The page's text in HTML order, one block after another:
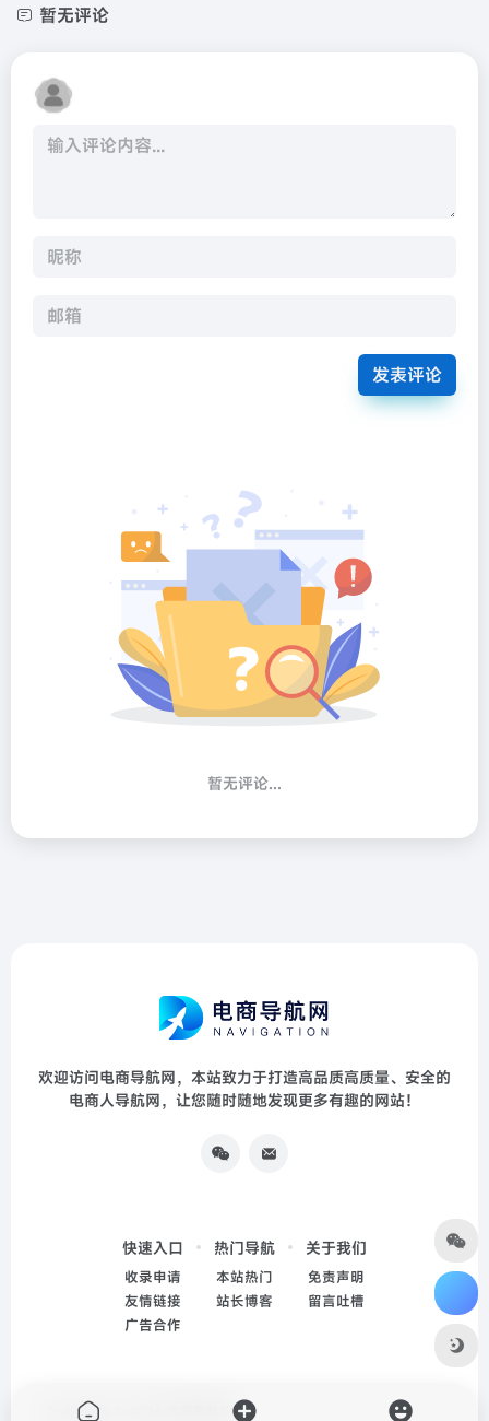
暂无评论
发表评论
暂无评论...
欢迎访问电商导航网，本站致力于打造高品质高质量、安全的
电商人导航网，让您随时随地发现更多有趣的网站！
快速入口
收录申请
友情链接
广告合作
热门导航
本站热门
站长博客
关于我们
免责声明
留言吐槽
Copyright © 2026